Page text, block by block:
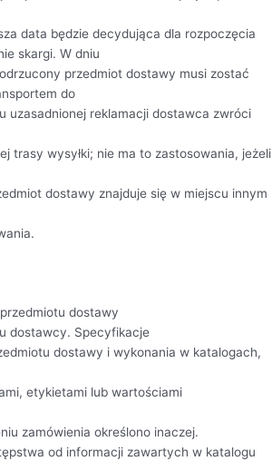
data będzie decydująca dla rozpoczęcia
skargi. W dniu
przedmiot dostawy musi zostać
do
uzasadnionej reklamacji dostawca zwróci
trasy wysyłki; nie ma to zastosowania, jeżeli
dostawy znajduje się w miejscu innym
dostawy
dostawcy. Specyfikacje
dostawy i wykonania w katalogach,
etykietami lub wartościami
zamówienia określono inaczej.
od informacji zawartych w katalogu